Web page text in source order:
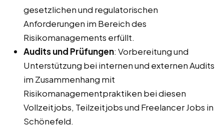
gesetzlichen und regulatorischen
Anforderungen im Bereich des
Risikomanagements erfüllt.
Audits und Prüfungen: Vorbereitung und
Unterstützung bei internen und externen Audits
im Zusammenhang mit
Risikomanagementpraktiken bei diesen
Vollzeitjobs, Teilzeitjobs und Freelancer Jobs in
Schönefeld.